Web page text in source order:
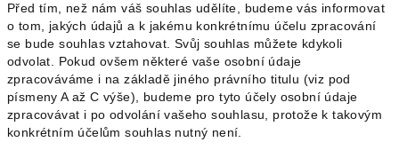
Před tím, než nám váš souhlas udělíte, budeme vás informovat
o tom, jakých údajů a k jakému konkrétnímu účelu zpracování
se bude souhlas vztahovat. Svůj souhlas můžete kdykoli
odvolat. Pokud ovšem některé vaše osobní údaje
zpracováváme i na základě jiného právního titulu (viz pod
písmeny A až C výše), budeme pro tyto účely osobní údaje
zpracovávat i po odvolání vašeho souhlasu, protože k takovým
konkrétním účelům souhlas nutný není.